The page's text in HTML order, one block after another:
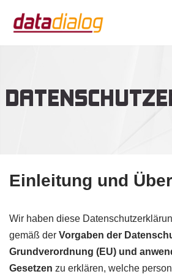
Zum
Einleitung und
Wir haben diese
gemäß der Vorgaben der
Grundverordnung (EU) und
Gesetzen zu erklären, welche